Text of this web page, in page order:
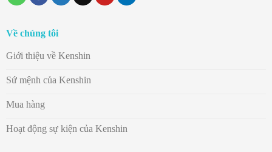
Về chúng tôi
Giới thiệu về Kenshin
Sứ mệnh của Kenshin
Mua hàng
Hoạt động sự kiện của Kenshin